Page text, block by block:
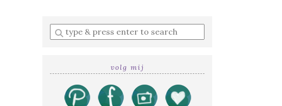
Enter
a
volg mij